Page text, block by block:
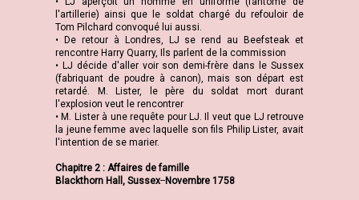
l'artillerie) ainsi que le soldat chargé du refouloir de
Tom Pilchard convoqué lui aussi.
• De retour à Londres, LJ se rend au Beefsteak et
rencontre Harry Quarry, Ils parlent de la commission
• LJ décide d'aller voir son demi-frère dans le Sussex
(fabriquant de poudre à canon), mais son départ est
retardé. M. Lister, le père du soldat mort durant
l'explosion veut le rencontrer
• M. Lister à une requête pour LJ. Il veut que LJ retrouve
la jeune femme avec laquelle son fils Philip Lister, avait
l'intention de se marier.
Chapitre 2 : Affaires de famille
Blackthorn Hall, Sussex ̶ Novembre 1758